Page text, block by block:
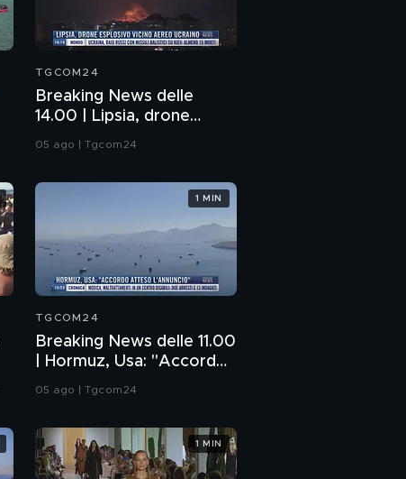
TGCOM24
Breaking News delle
14.00 | Lipsia, drone
esplosivo vicino aereo
05 ago | Tgcom24
TGCOM24
Breaking News delle 11.00
| Hormuz, Usa: "Accordo
atteso l'annuncio"
05 ago | Tgcom24
1 MIN
1 MIN